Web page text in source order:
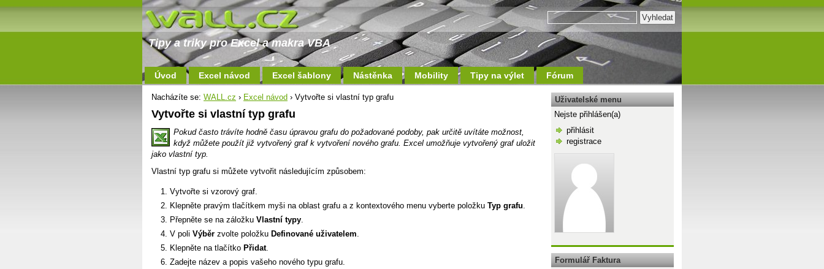
Tipy a triky pro Excel a makra VBA
Úvod Excel návod Excel šablony Nástěnka Mobility Tipy na výlet Fórum
Nacházíte se: WALL.cz › Excel návod › Vytvořte si vlastní typ grafu
Vytvořte si vlastní typ grafu
Pokud často trávíte hodně času úpravou grafu do požadované podoby, pak určitě uvítáte možnost,
když můžete použít již vytvořený graf k vytvoření nového grafu. Excel umožňuje vytvořený graf uložit
jako vlastní typ.
Vlastní typ grafu si můžete vytvořit následujícím způsobem:
Vytvořte si vzorový graf.
Klepněte pravým tlačítkem myši na oblast grafu a z kontextového menu vyberte položku Typ grafu.
Přepněte se na záložku Vlastní typy.
V poli Výběr zvolte položku Definované uživatelem.
Klepněte na tlačítko Přidat.
Zadejte název a popis vašeho nového typu grafu.
Uživatelské menu
Nejste přihlášen(a)
přihlásit
registrace
Formulář Faktura